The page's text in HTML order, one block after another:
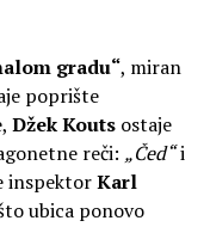
gradu“, miran
poprište
Džek Koutsostaje
reči: „Čed“i
inspektorKarl
ubica ponovo